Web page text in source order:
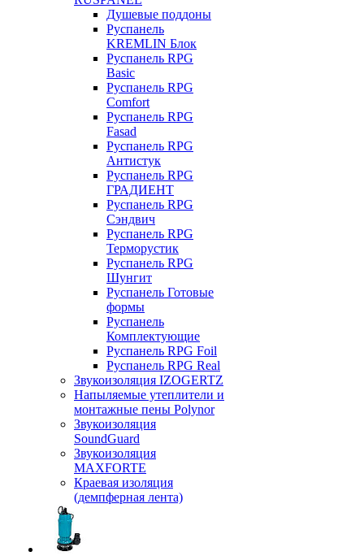
Душевые поддоны
Руспанель
KREMLIN Блок
Руспанель RPG
Basic
Руспанель RPG
Comfort
Руспанель RPG
Fasad
Руспанель RPG
Антистук
Руспанель RPG
ГРАДИЕНТ
Руспанель RPG
Сэндвич
Руспанель RPG
Терморустик
Руспанель RPG
Шунгит
Руспанель Готовые
формы
Руспанель
Комплектующие
Руспанель RPG Foil
Руспанель RPG Real
Звукоизоляция IZOGERTZ
Напыляемые утеплители и
монтажные пены Polynor
Звукоизоляция
SoundGuard
Звукоизоляция
MAXFORTE
Краевая изоляция
(демпферная лента)